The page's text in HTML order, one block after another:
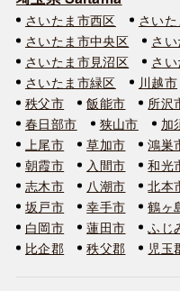
さいたま市西区 さい
さいたま市中央区
さ
さいたま市見沼区
さ
さいたま市緑区
川越市
秩父市
飯能市 所沢
春日部市
狭山市 加
上尾市
草加市 鴻巣
朝霞市
入間市 和光
志木市
八潮市 北本
坂戸市
幸手市 鶴ヶ
白岡市
蓮田市 ふじ
比企郡
秩父郡 児玉